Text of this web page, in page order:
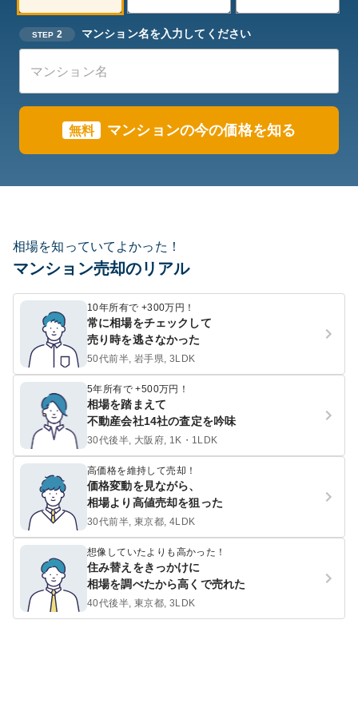
STEP 2 マンション名を入力してください
無料 マンションの今の価格を知る
相場を知っていてよかった！
マンション売却のリアル
10年所有で +300万円！
常に相場をチェックして
売り時を逃さなかった
50代前半, 岩手県, 3LDK
5年所有で +500万円！
相場を踏まえて
不動産会社14社の査定を吟味
30代後半, 大阪府, 1K・1LDK
高価格を維持して売却！
価格変動を見ながら、
相場より高値売却を狙った
30代前半, 東京都, 4LDK
想像していたよりも高かった！
住み替えをきっかけに
相場を調べたから高くで売れた
40代後半, 東京都, 3LDK